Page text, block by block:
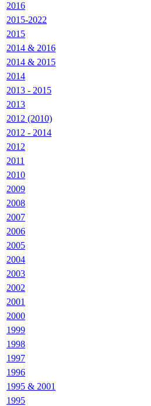
2016
2015-2022
2015
2014 & 2016
2014 & 2015
2014
2013 - 2015
2013
2012 (2010)
2012 - 2014
2012
2011
2010
2009
2008
2007
2006
2005
2004
2003
2002
2001
2000
1999
1998
1997
1996
1995 & 2001
1995